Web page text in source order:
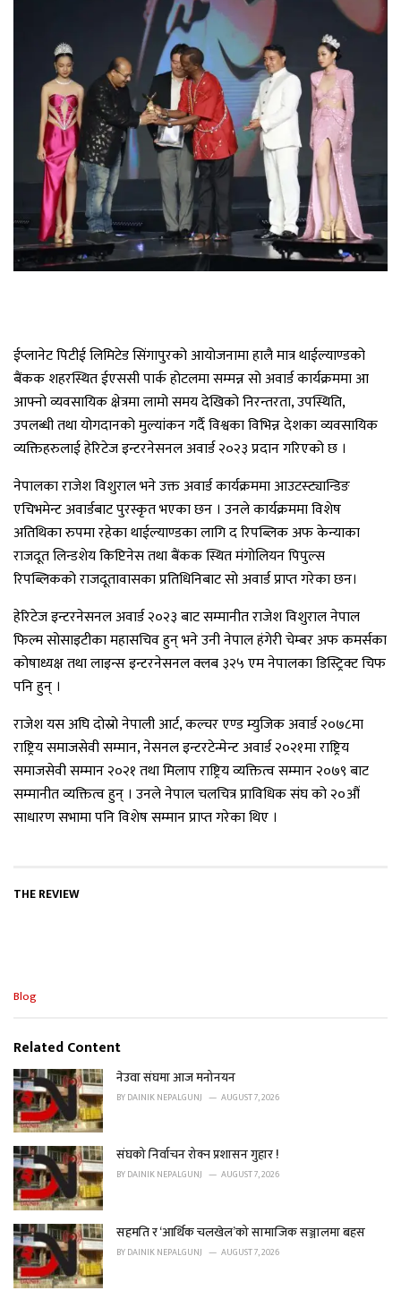
ईप्लानेट पिटीई लिमिटेड सिंगापुरको आयोजनामा हालै मात्र थाईल्याण्डको
बैंकक शहरस्थित ईएससी पार्क होटलमा सम्मन्न सो अवार्ड कार्यक्रममा आ
आफ्नो व्यवसायिक क्षेत्रमा लामो समय देखिको निरन्तरता, उपस्थिति,
उपलब्धी तथा योगदानको मुल्यांकन गर्दै विश्वका विभिन्न देशका व्यवसायिक
व्यक्तिहरुलाई हेरिटेज इन्टरनेसनल अवार्ड २०२३ प्रदान गरिएको छ ।
नेपालका राजेश विशुराल भने उक्त अवार्ड कार्यक्रममा आउटस्ट्यान्डिङ
एचिभमेन्ट अवार्डबाट पुरस्कृत भएका छन । उनले कार्यक्रममा विशेष
अतिथिका रुपमा रहेका थाईल्याण्डका लागि द रिपब्लिक अफ केन्याका
राजदूत लिन्डशेय किप्टिनेस तथा बैंकक स्थित मंगोलियन पिपुल्स
रिपब्लिकको राजदूतावासका प्रतिधिनिबाट सो अवार्ड प्राप्त गरेका छन।
हेरिटेज इन्टरनेसनल अवार्ड २०२३ बाट सम्मानीत राजेश विशुराल नेपाल
फिल्म सोसाइटीका महासचिव हुन् भने उनी नेपाल हंगेरी चेम्बर अफ कमर्सका
कोषाध्यक्ष तथा लाइन्स इन्टरनेसनल क्लब ३२५ एम नेपालका डिस्ट्रिक्ट चिफ
पनि हुन् ।
राजेश यस अघि दोस्रो नेपाली आर्ट, कल्चर एण्ड म्युजिक अवार्ड २०७८मा
राष्ट्रिय समाजसेवी सम्मान, नेसनल इन्टरटेन्मेन्ट अवार्ड २०२१मा राष्ट्रिय
समाजसेवी सम्मान २०२१ तथा मिलाप राष्ट्रिय व्यक्तित्व सम्मान २०७९ बाट
सम्मानीत व्यक्तित्व हुन् । उनले नेपाल चलचित्र प्राविधिक संघ को २०औं
साधारण सभामा पनि विशेष सम्मान प्राप्त गरेका थिए ।
THE REVIEW
C
e
o
r
i
e
:
Blog
Related Content
नेउवा संघमा आज मनोनयन
BYDAINIK NEPALGUNJ AUGUST 7, 2026
संघको निर्वाचन रोक्न प्रशासन गुहार !
BYDAINIK NEPALGUNJ AUGUST 7, 2026
सहमति र ‘आर्थिक चलखेल’को सामाजिक सञ्जालमा बहस
BYDAINIK NEPALGUNJ AUGUST 7, 2026